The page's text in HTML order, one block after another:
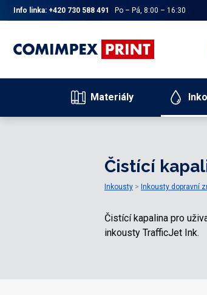
Info linka: +420 730 588 491 Po – Pá, 8:00 – 16:30
Materiály
Čistící
Inkousty Inkousty dopravní
Čistící kapalina pro
inkousty TrafficJet Ink.